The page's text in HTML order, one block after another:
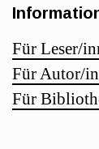
Für Leser/
Für Autor/
Für